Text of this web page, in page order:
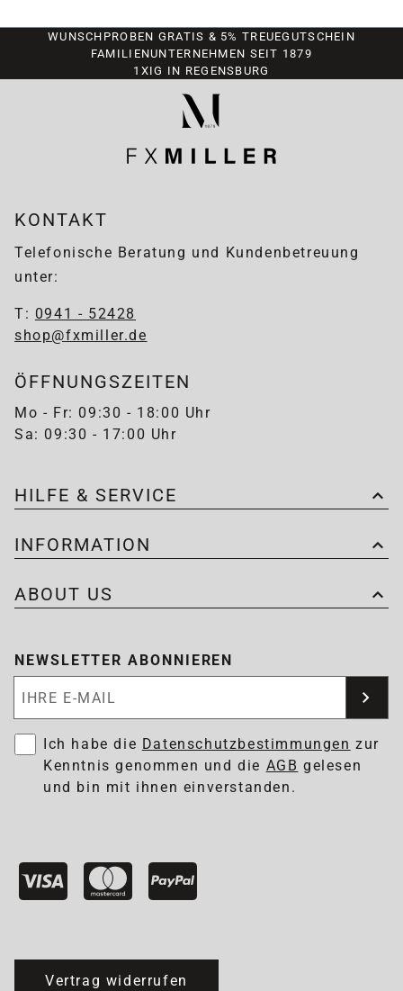
WUNSCHPROBEN GRATIS & 5% TREUEGUTSCHEIN
FAMILIENUNTERNEHMEN SEIT 1879
1XIG IN REGENSBURG
KONTAKT
Telefonische Beratung und Kundenbetreuung
unter:
T: 0941 - 52428
shop@fxmiller.de
ÖFFNUNGSZEITEN
Mo - Fr: 09:30 - 18:00 Uhr
Sa: 09:30 - 17:00 Uhr
HILFE & SERVICE
INFORMATION
ABOUT US
NEWSLETTER ABONNIEREN
Ich habe die Datenschutzbestimmungen zur
Kenntnis genommen und die AGB gelesen
und bin mit ihnen einverstanden.
Vertrag widerrufen